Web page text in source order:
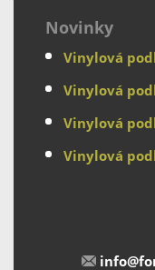
Novinky
Vinylová
Vinylová
Vinylová
Vinylová